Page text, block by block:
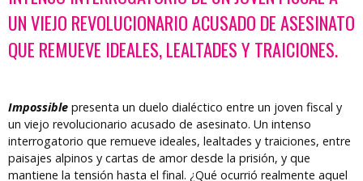
UN VIEJO REVOLUCIONARIO ACUSADO DE ASESINATO
QUE REMUEVE IDEALES, LEALTADES Y TRAICIONES.
Impossible presenta un duelo dialéctico entre un joven fiscal y
un viejo revolucionario acusado de asesinato. Un intenso
interrogatorio que remueve ideales, lealtades y traiciones, entre
paisajes alpinos y cartas de amor desde la prisión, y que
mantiene la tensión hasta el final. ¿Qué ocurrió realmente aquel